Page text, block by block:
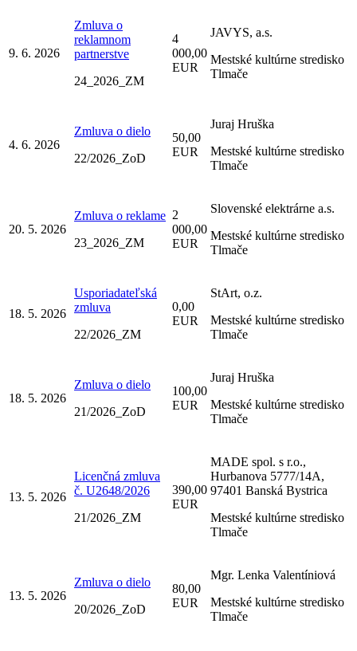
9. 6. 2026
Zmluva o
reklamnom
partnerstve
24_2026_ZM
4
000,00
EUR
JAVYS, a.s.
Mestské kultúrne stredisko
Tlmače
4. 6. 2026
Zmluva o dielo
22/2026_ZoD
50,00
EUR
Juraj Hruška
Mestské kultúrne stredisko
Tlmače
20. 5. 2026
Zmluva o reklame
23_2026_ZM
2
000,00
EUR
Slovenské elektrárne a.s.
Mestské kultúrne stredisko
Tlmače
18. 5. 2026
Usporiadateľská
zmluva
22/2026_ZM
0,00
EUR
StArt, o.z.
Mestské kultúrne stredisko
Tlmače
18. 5. 2026
Zmluva o dielo
21/2026_ZoD
100,00
EUR
Juraj Hruška
Mestské kultúrne stredisko
Tlmače
13. 5. 2026
Licenčná zmluva
č. U2648/2026
21/2026_ZM
390,00
EUR
MADE spol. s r.o.,
Hurbanova 5777/14A,
97401 Banská Bystrica
Mestské kultúrne stredisko
Tlmače
13. 5. 2026
Zmluva o dielo
20/2026_ZoD
80,00
EUR
Mgr. Lenka Valentíniová
Mestské kultúrne stredisko
Tlmače